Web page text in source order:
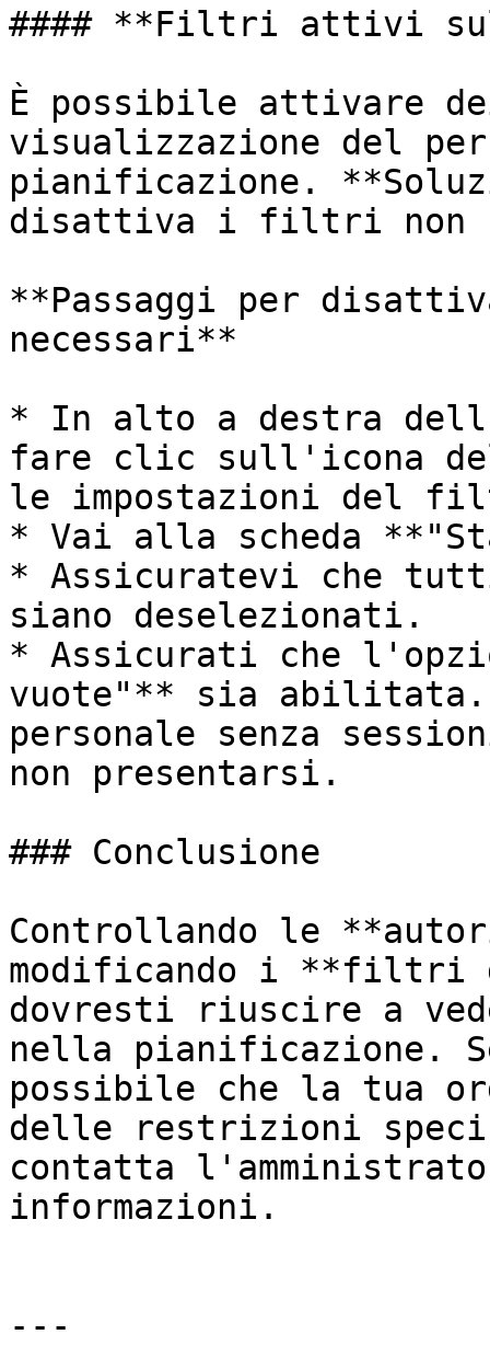
#### **Filtri attivi
È possibile attivare
visualizzazione del
pianificazione.
disattiva i filtri non
**Passaggi per
necessari**
* In alto a destra
fare clic sull'icona
le impostazioni del
* Vai alla scheda
* Assicuratevi che
siano deselezionati.
* Assicurati che
vuote"** sia
personale senza
non presentarsi.
### Conclusione
Controllando le
modificando i **filtri
dovresti riuscire a
nella pianificazione.
possibile che la tua
delle restrizioni
contatta
informazioni.
---